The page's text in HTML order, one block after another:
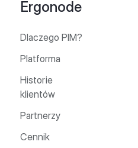
Ergonode
Dlaczego PIM?
Platforma
Historie
klientów
Partnerzy
Cennik